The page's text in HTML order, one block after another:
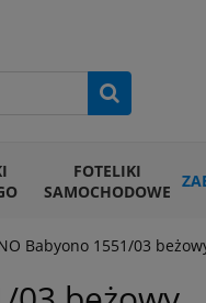
FOTELIKI
SAMOCHODOWE
Babyono 1551/03